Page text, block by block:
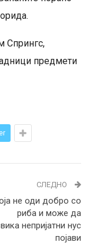
Спрингс,
предмети
СЛЕДНО
не оди добро со
риба и може да
непријатни нус
појави